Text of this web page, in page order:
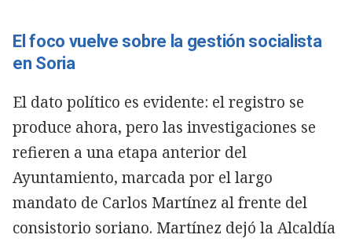
El foco vuelve sobre la gestión socialista
en Soria
El dato político es evidente: el registro se
produce ahora, pero las investigaciones se
refieren a una etapa anterior del
Ayuntamiento, marcada por el largo
mandato de Carlos Martínez al frente del
consistorio soriano. Martínez dejó la Alcaldía